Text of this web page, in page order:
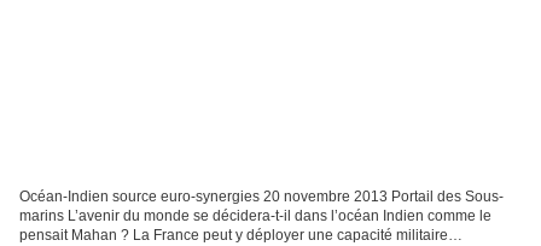
Océan-Indien source euro-synergies 20 novembre 2013 Portail des Sous-
marins L’avenir du monde se décidera-t-il dans l’océan Indien comme le
pensait Mahan ? La France peut y déployer une capacité militaire